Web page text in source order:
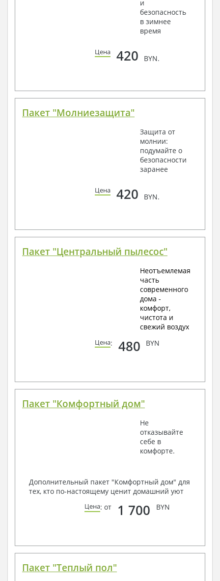
и
безопасность
в зимнее
время
Цена 420 BYN.
Пакет "Молниезащита"
Защита от
молнии:
подумайте о
безопасности
заранее
Цена 420 BYN.
Пакет "Центральный пылесос"
Неотъемлемая
часть
современного
дома -
комфорт,
чистота и
свежий воздух
Цена: 480 BYN
Пакет "Комфортный дом"
Не
отказывайте
себе в
комфорте.
Дополнительный пакет "Комфортный дом" для
тех, кто по-настоящему ценит домашний уют
Цена: от 1 700 BYN
Пакет "Теплый пол"